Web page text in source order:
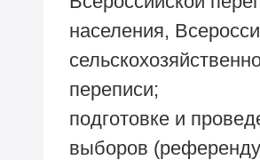
населения,
переписи;
подготовке и
выборов